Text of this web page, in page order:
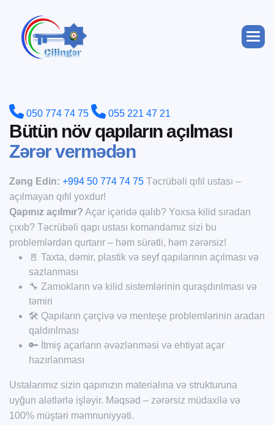
050 774 74 75 055 221 47 21
Bütün növ qapıların açılması
Zərərvermədən
Zəng Edin: +994 50 774 74 75 Təcrübəli qıfıl ustası –
açılmayan qıfıl yoxdur!
Qapınız açılmır? Açar içəridə qalıb? Yoxsa kilid sıradan
çıxıb? Təcrübəli qapı ustası komandamız sizi bu
problemlərdən qurtarır – həm sürətli, həm zərərsiz!
🚪 Taxta, dəmir, plastik və seyf qapılarının açılması və
sazlanması
🔧 Zamokların və kilid sistemlərinin quraşdırılması və
təmiri
🛠️ Qapıların çərçivə və menteşe problemlərinin aradan
qaldırılması
🔑 İtmiş açarların əvəzlənməsi və ehtiyat açar
hazırlanması
Ustalarımız sizin qapınızın materialına və strukturuna
uyğun alətlərlə işləyir. Məqsəd – zərərsiz müdaxilə və
100% müştəri məmnuniyyəti.